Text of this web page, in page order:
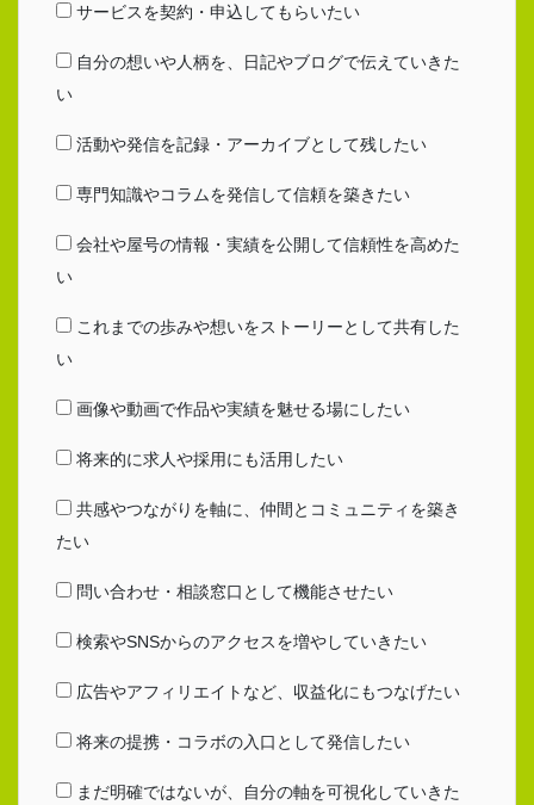
サービスを契約・申込してもらいたい
自分の想いや人柄を、日記やブログで伝えていきた
い
活動や発信を記録・アーカイブとして残したい
専門知識やコラムを発信して信頼を築きたい
会社や屋号の情報・実績を公開して信頼性を高めた
い
これまでの歩みや想いをストーリーとして共有した
い
画像や動画で作品や実績を魅せる場にしたい
将来的に求人や採用にも活用したい
共感やつながりを軸に、仲間とコミュニティを築き
たい
問い合わせ・相談窓口として機能させたい
検索やSNSからのアクセスを増やしていきたい
広告やアフィリエイトなど、収益化にもつなげたい
将来の提携・コラボの入口として発信したい
まだ明確ではないが、自分の軸を可視化していきた